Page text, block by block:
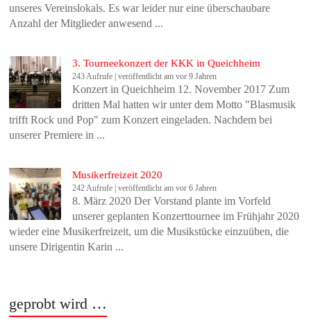
unseres Vereinslokals. Es war leider nur eine überschaubare
Anzahl der Mitglieder anwesend ...
3. Tourneekonzert der KKK in Queichheim
243 Aufrufe |veröffentlicht am vor 9 Jahren
Konzert in Queichheim 12. November 2017 Zum
dritten Mal hatten wir unter dem Motto "Blasmusik
trifft Rock und Pop" zum Konzert eingeladen. Nachdem bei
unserer Premiere in ...
Musikerfreizeit 2020
242 Aufrufe |veröffentlicht am vor 6 Jahren
8. März 2020 Der Vorstand plante im Vorfeld
unserer geplanten Konzerttournee im Frühjahr 2020
wieder eine Musikerfreizeit, um die Musikstücke einzuüben, die
unsere Dirigentin Karin ...
geprobt wird …